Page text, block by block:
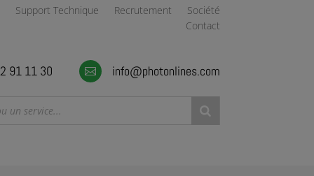
Support Technique Recrutement
Société
Contact
91 11 30  info@photonlines.com